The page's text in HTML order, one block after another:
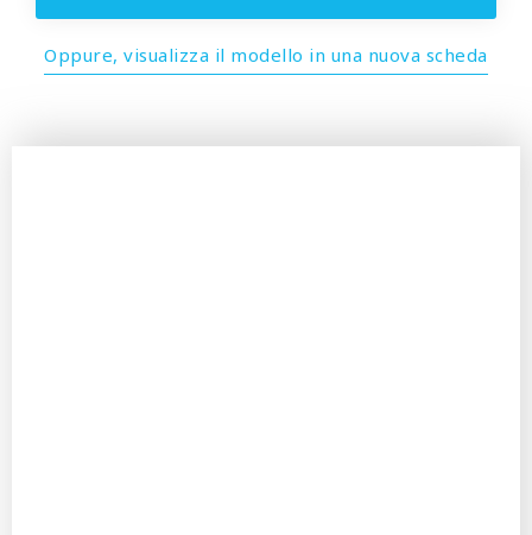
Oppure, visualizza il modello in una nuova scheda